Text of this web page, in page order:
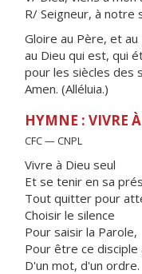
R/ Seigneur, à notre
Gloire au Père, et
au Dieu qui est, qui
pour les siècles des
Amen. (Alléluia.)
HYMNE : VIVRE
CFC — CNPL
Vivre à Dieu seul
Et se tenir en sa
Tout quitter pour
Choisir le silence
Pour saisir la Parole,
Pour être ce disciple
D'un mot, d'un ordre.